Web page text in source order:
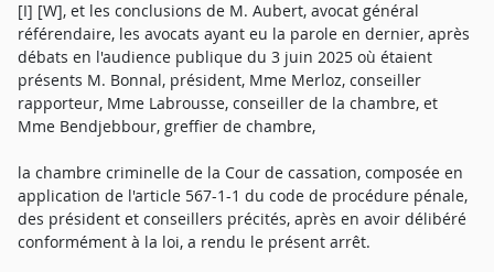
[I] [W], et les conclusions de M. Aubert, avocat général
référendaire, les avocats ayant eu la parole en dernier, après
débats en l'audience publique du 3 juin 2025 où étaient
présents M. Bonnal, président, Mme Merloz, conseiller
rapporteur, Mme Labrousse, conseiller de la chambre, et
Mme Bendjebbour, greffier de chambre,
la chambre criminelle de la Cour de cassation, composée en
application de l'article 567-1-1 du code de procédure pénale,
des président et conseillers précités, après en avoir délibéré
conformément à la loi, a rendu le présent arrêt.